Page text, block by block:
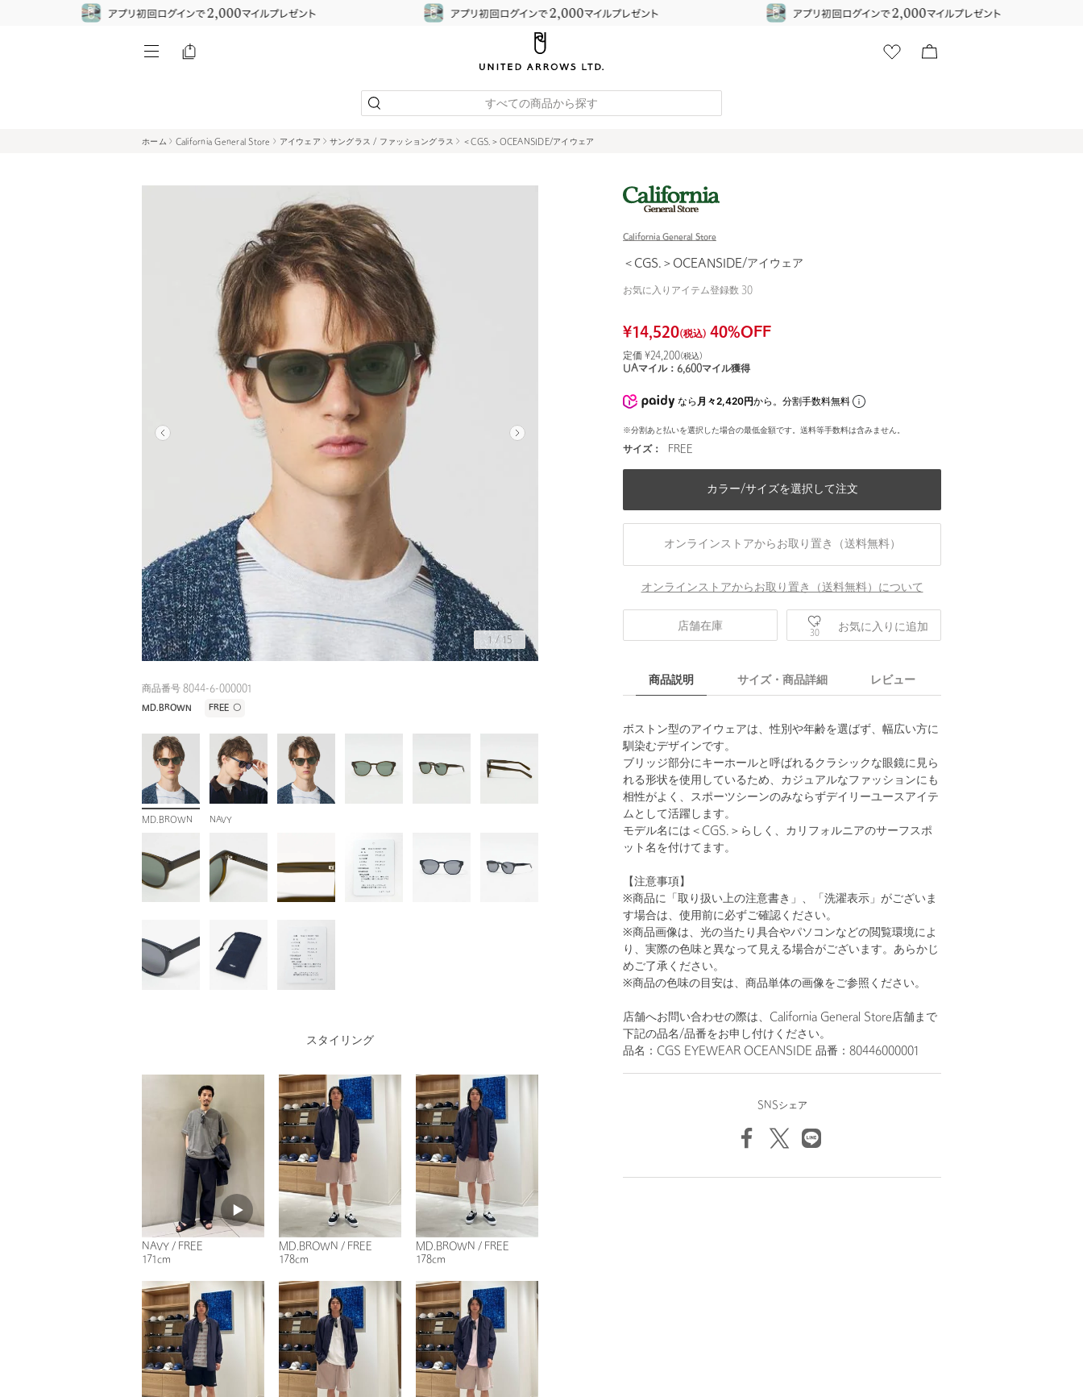
すべての商品から探す
ホーム California General Store アイウェア サングラス / ファッショングラス ＜CGS.＞OCEANSIDE/アイウェア
1 / 15
商品番号 8044-6-000001
MD.BROWN FREE 〇
MD.BROWN NAVY
California General Store
＜CGS.＞OCEANSIDE/アイウェア
お気に入りアイテム登録数 30
¥14,520(税込) 40%OFF
定価 ¥24,200(税込)
UAマイル： 6,600マイル獲得
なら 月々2,420円から。分割手数料無料
※分割あと払いを選択した場合の最低金額です。送料等手数料は含みません。
サイズ： FREE
カラー/サイズを選択して注文
オンラインストアからお取り置き（送料無料）
オンラインストアからお取り置き（送料無料）について
店舗在庫
30 お気に入りに追加
商品説明 サイズ・商品詳細 レビュー
ボストン型のアイウェアは、性別や年齢を選ばず、幅広い方に
馴染むデザインです。
ブリッジ部分にキーホールと呼ばれるクラシックな眼鏡に見ら
れる形状を使用しているため、カジュアルなファッションにも
相性がよく、スポーツシーンのみならずデイリーユースアイテ
ムとして活躍します。
モデル名には＜CGS.＞らしく、カリフォルニアのサーフスポ
ット名を付けてます。
【注意事項】
※商品に「取り扱い上の注意書き」、「洗濯表示」がございま
す場合は、使用前に必ずご確認ください。
※商品画像は、光の当たり具合やパソコンなどの閲覧環境によ
り、実際の色味と異なって見える場合がございます。あらかじ
めご了承ください。
※商品の色味の目安は、商品単体の画像をご参照ください。
店舗へお問い合わせの際は、California General Store店舗まで
下記の品名/品番をお申し付けください。
品名：CGS EYEWEAR OCEANSIDE 品番：80446000001
SNSシェア
スタイリング
NAVY / FREE
171cm
MD.BROWN / FREE
178cm
MD.BROWN / FREE
178cm